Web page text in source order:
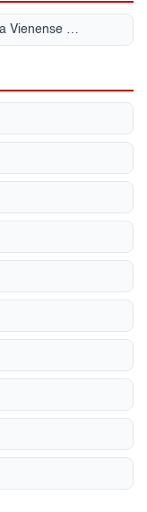
Condomínio Conjunto Residencial Villa Vienense Vila Cachoeira